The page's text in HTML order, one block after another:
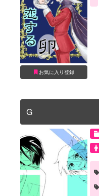
お気に入り登録
G